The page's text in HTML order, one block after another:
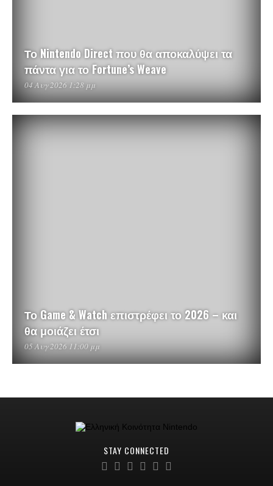
Το Nintendo Direct που θα αποκαλύψει τα
πάντα για το Fortune’s Weave
04 Αυγ 2026 1:28 μμ
Το Game & Watch επιστρέφει το 2026 – και
θα μοιάζει έτσι
05 Αυγ 2026 11:00 μμ
STAY CONNECTED